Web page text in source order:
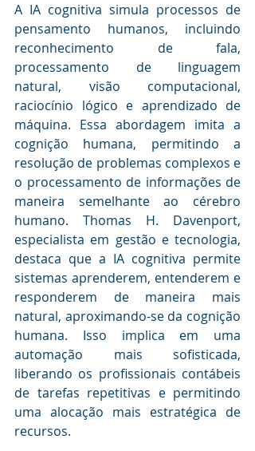
A IA cognitiva simula processos de
pensamento humanos, incluindo
reconhecimento de fala,
processamento de linguagem
natural, visão computacional,
raciocínio lógico e aprendizado de
máquina. Essa abordagem imita a
cognição humana, permitindo a
resolução de problemas complexos e
o processamento de informações de
maneira semelhante ao cérebro
humano. Thomas H. Davenport,
especialista em gestão e tecnologia,
destaca que a IA cognitiva permite
sistemas aprenderem, entenderem e
responderem de maneira mais
natural, aproximando-se da cognição
humana. Isso implica em uma
automação mais sofisticada,
liberando os profissionais contábeis
de tarefas repetitivas e permitindo
uma alocação mais estratégica de
recursos.